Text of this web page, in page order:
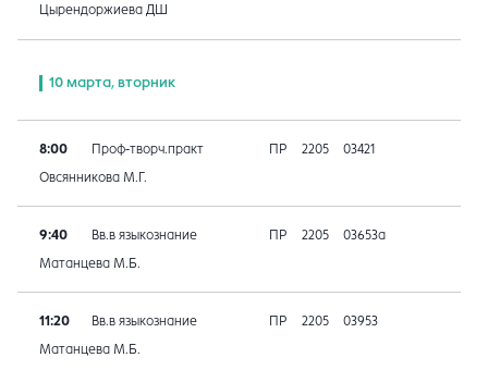
Цырендоржиева ДШ
10 марта, вторник
8:00 Проф-творч.практ ПР 2205 03421
Овсянникова М.Г.
9:40 Вв.в языкознание ПР 2205 03653а
Матанцева М.Б.
11:20 Вв.в языкознание ПР 2205 03953
Матанцева М.Б.